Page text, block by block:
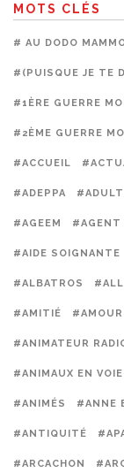
MOTS CLÉS
# AU DODO
#(PUISQUE JE TE
#1ÈRE GUERRE
#2ÈME GUERRE
#ACCUEIL
#ADEPPA
#AGEEM #AGENT
#AIDE SOIGNANTE
#ALBATROS
#AMITIÉ #AMOUR
#ANIMATEUR
#ANIMAUX EN
#ANIMÉS #ANNE
#ANTIQUITÉ
#ARCACHON